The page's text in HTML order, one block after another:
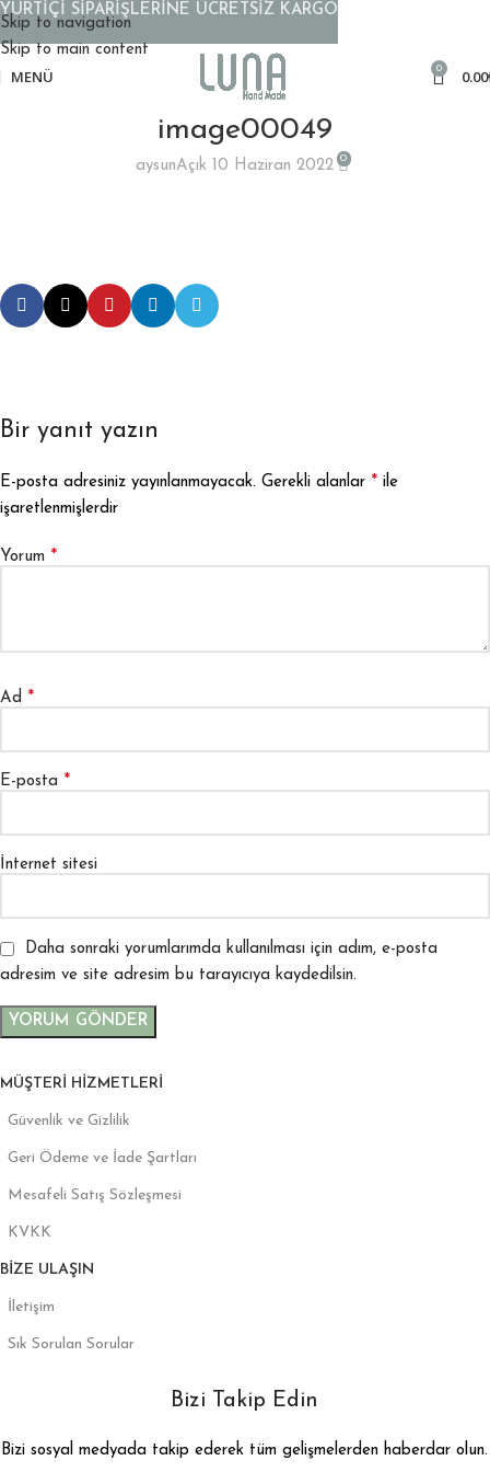
Skip to navigation
Skip to main content
MENÜ 0 0.00
image00049
aysunAçık 10 Haziran 2022 0
Bir yanıt yazın
E-posta adresiniz yayınlanmayacak. Gerekli alanlar * ile
işaretlenmişlerdir
Yorum *
Ad *
E-posta *
İnternet sitesi
Daha sonraki yorumlarımda kullanılması için adım, e-posta
adresim ve site adresim bu tarayıcıya kaydedilsin.
MÜŞTERI HIZMETLERI
Güvenlik ve Gizlilik
Geri Ödeme ve İade Şartları
Mesafeli Satış Sözleşmesi
KVKK
BIZE ULAŞIN
İletişim
Sık Sorulan Sorular
Bizi Takip Edin
Bizi sosyal medyada takip ederek tüm gelişmelerden haberdar olun.
YURTİÇİ SİPARİŞLERİNE ÜCRETSİZ KARGO